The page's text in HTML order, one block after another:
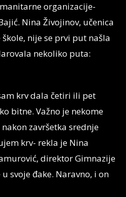
organizacije-
Nina Živojinov, učenica
nije se prvi put našla
nekoliko puta:
krv dala četiri ili pet
bitne. Važno je nekome
završetka srednje
krv- rekla je Nina
direktor Gimnazije
u svoje đake. Naravno, i on